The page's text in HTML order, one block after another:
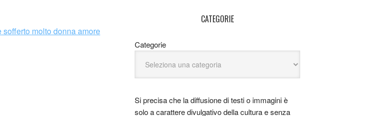
CATEGORIE
Categorie
Si precisa che la diffusione di testi o immagini è
solo a carattere divulgativo della cultura e senza